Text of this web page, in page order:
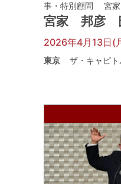
事・特別顧問 宮
宮家 邦彦
2026年4月13日(
東京 ザ・キャピ